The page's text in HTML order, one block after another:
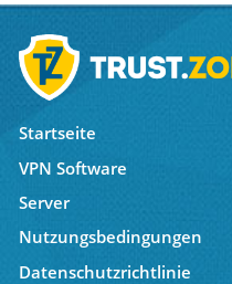
Startseite
VPN Software
Server
Nutzungsbedingungen
Datenschutzrichtlinie